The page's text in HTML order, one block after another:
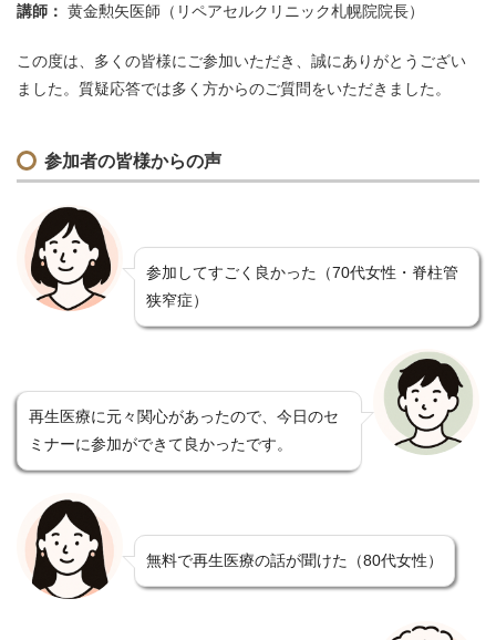
講師： 黄金勲矢医師（リペアセルクリニック札幌院院長）
この度は、多くの皆様にご参加いただき、誠にありがとうござい
ました。質疑応答では多く方からのご質問をいただきました。
参加者の皆様からの声
参加してすごく良かった（70代女性・脊柱管
狭窄症）
再生医療に元々関心があったので、今日のセ
ミナーに参加ができて良かったです。
無料で再生医療の話が聞けた（80代女性）